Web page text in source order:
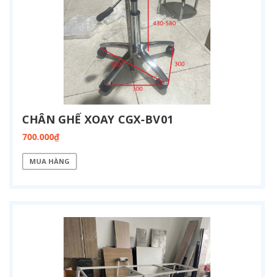
CHÂN GHẾ XOAY CGX-BV01
700.000₫
MUA HÀNG